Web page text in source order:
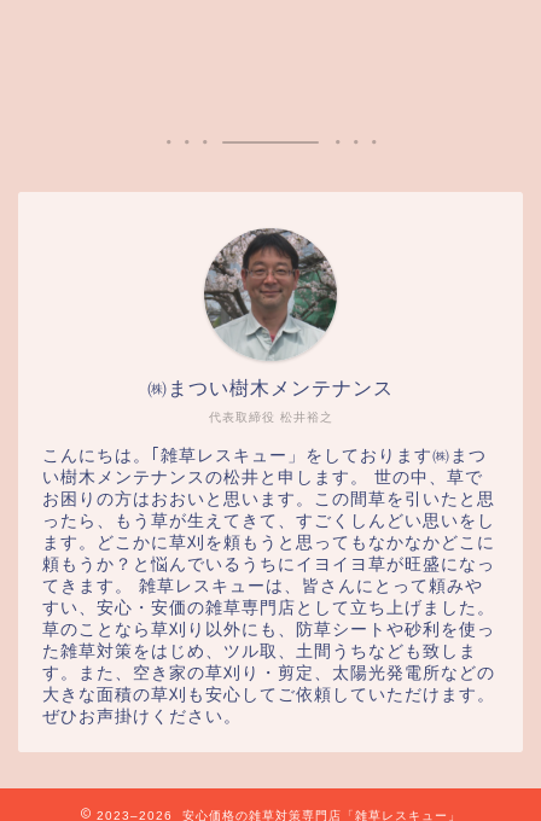
代表取締役 松井裕之
㈱まつい樹木メンテナンス
こんにちは。｢雑草レスキュー」をしております㈱まつ
い樹木メンテナンスの松井と申します。 世の中、草で
お困りの方はおおいと思います。この間草を引いたと思
ったら、もう草が生えてきて、すごくしんどい思いをし
ます。どこかに草刈を頼もうと思ってもなかなかどこに
頼もうか？と悩んでいるうちにイヨイヨ草が旺盛になっ
てきます。 雑草レスキューは、皆さんにとって頼みや
すい、安心・安価の雑草専門店として立ち上げました。
草のことなら草刈り以外にも、防草シートや砂利を使っ
た雑草対策をはじめ、ツル取、土間うちなども致しま
す。また、空き家の草刈り・剪定、太陽光発電所などの
大きな面積の草刈も安心してご依頼していただけます。
ぜひお声掛けください。
2023–2026 安心価格の雑草対策専門店「雑草レスキュー」